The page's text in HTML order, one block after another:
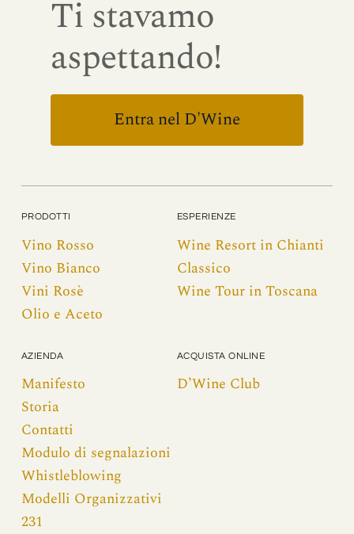
Ti stavamo
aspettando!
Entra nel D'Wine
PRODOTTI
Vino Rosso
Vino Bianco
Vini Rosè
Olio e Aceto
ESPERIENZE
Wine Resort in Chianti
Classico
Wine Tour in Toscana
AZIENDA
Manifesto
Storia
Contatti
Modulo di segnalazioni
Whistleblowing
Modelli Organizzativi
231
ACQUISTA ONLINE
D’Wine Club